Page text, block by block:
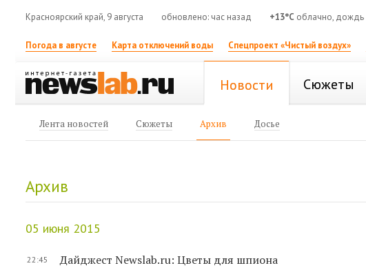
Красноярский край, 9 августа обновлено: час назад +13°C облачно, дождь
Погода в августе Карта отключений воды Спецпроект «Чистый воздух»
Новости Сюжеты
Лента новостей Сюжеты Архив Досье
Архив
05 июня 2015
22:45 Дайджест Newslab.ru: Цветы для шпиона